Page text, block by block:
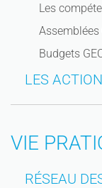
Les
Assemblées
Budgets
LES
VIE
RÉSEAU